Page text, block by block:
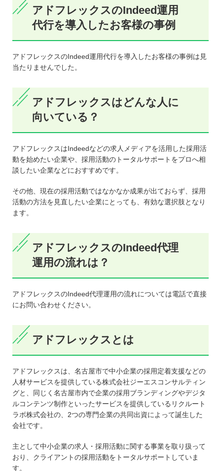
アドフレックスのIndeed運用
代行を導入したお客様の事例
アドフレックスのIndeed運用代行を導入したお客様の事例は見
当たりませんでした。
アドフレックスはどんな人に
向いている？
アドフレックスはIndeedなどの求人メディアを活用した採用活
動を始めたい企業や、採用活動のトータルサポートをプロへ相
談したい企業などにおすすめです。
その他、現在の採用活動ではなかなか成果が出ておらず、採用
活動の方法を見直したい企業にとっても、有効な選択肢となり
ます。
アドフレックスのIndeed代理
運用の流れは？
アドフレックスのIndeed代理運用の流れについては電話で直接
にお問い合わせください。
アドフレックスとは
アドフレックスは、名古屋市で中小企業の採用定着支援などの
人材サービスを提供している株式会社ジーエスコンサルティン
グと、同じく名古屋市内で企業の採用ブランディングやデジタ
ルコンテンツ制作といったサービスを提供しているリクルート
ラボ株式会社の、2つの専門企業の共同出資によって誕生した
会社です。
主として中小企業の求人・採用活動に関する事業を取り扱って
おり、クライアントの採用活動をトータルサポートしていま
す。